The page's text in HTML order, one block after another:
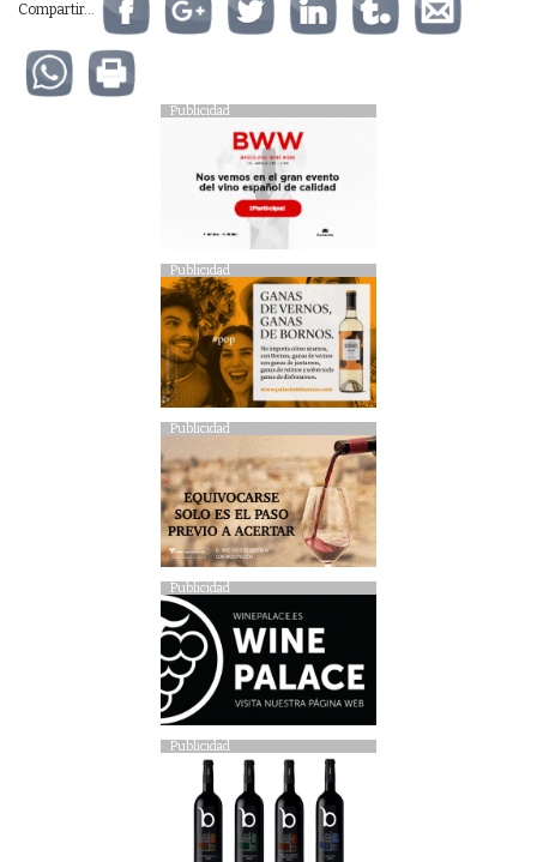
Compartir...
Publicidad
Publicidad
Publicidad
Publicidad
Publicidad